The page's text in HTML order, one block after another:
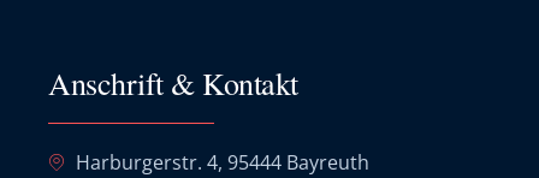
Anschrift & Kontakt
Harburgerstr. 4, 95444 Bayreuth